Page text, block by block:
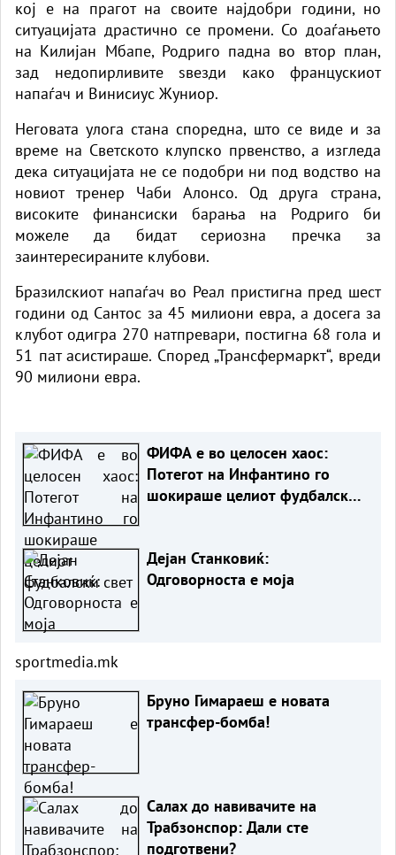
кој е на прагот на своите најдобри години, но
ситуацијата драстично се промени. Со доаѓањето
на Килијан Мбапе, Родриго падна во втор план,
зад недопирливите ѕвезди како францускиот
напаѓач и Винисиус Жуниор.
Неговата улога стана споредна, што се виде и за
време на Светското клупско првенство, а изгледа
дека ситуацијата не се подобри ни под водство на
новиот тренер Чаби Алонсо. Од друга страна,
високите финансиски барања на Родриго би
можеле да бидат сериозна пречка за
заинтересираните клубови.
Бразилскиот напаѓач во Реал пристигна пред шест
години од Сантос за 45 милиони евра, а досега за
клубот одигра 270 натпревари, постигна 68 гола и
51 пат асистираше. Според „Трансфермаркт“, вреди
90 милиони евра.
ФИФА е во целосен хаос:
Потегот на Инфантино го
шокираше целиот фудбалски
Дејан Станковиќ:
Одговорноста е моја
sportmedia.mk
Бруно Гимараеш е новата
трансфер-бомба!
Салах до навивачите на
Трабзонспор: Дали сте
подготвени?